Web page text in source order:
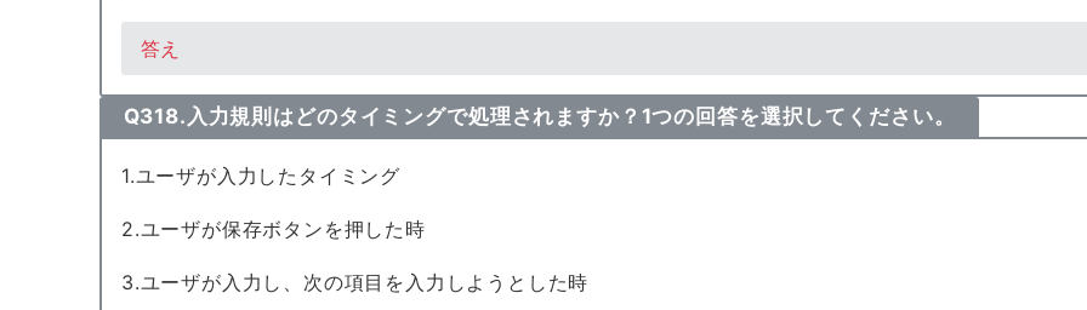
答え
Q318.入力規則はどのタイミングで処理されますか？1つの回答を選択してください。
1.ユーザが入力したタイミング
2.ユーザが保存ボタンを押した時
3.ユーザが入力し、次の項目を入力しようとした時